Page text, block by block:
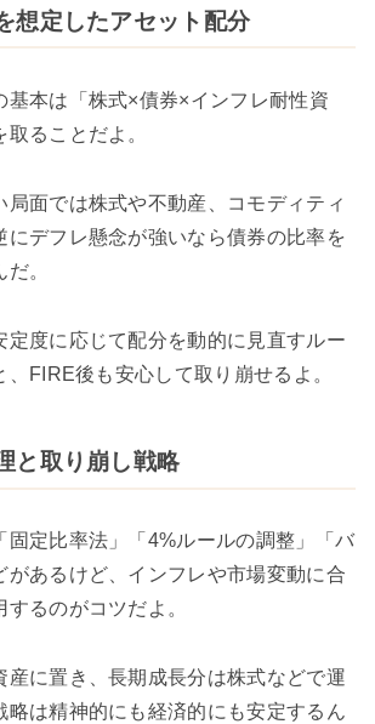
想定したアセット配分
基本は「株式×債券×インフレ耐性資
ることだよ。
局面では株式や不動産、コモディティ
にデフレ懸念が強いなら債券の比率を
。
定度に応じて配分を動的に見直すルー
、FIRE後も安心して取り崩せるよ。
と取り崩し戦略
固定比率法」「4%ルールの調整」「バ
があるけど、インフレや市場変動に合
るのがコツだよ。
産に置き、長期成長分は株式などで運
略は精神的にも経済的にも安定するん